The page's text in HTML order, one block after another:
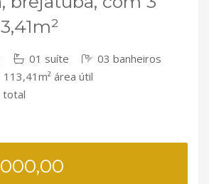
01 suíte
03 banheiros
113,41m² área útil
total